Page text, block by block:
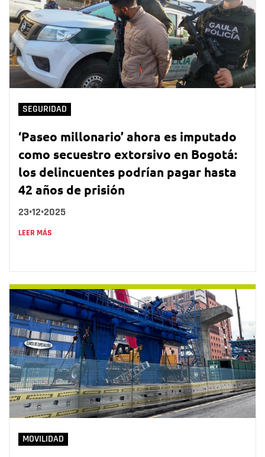
SEGURIDAD
‘Paseo millonario’ ahora es imputado
como secuestro extorsivo en Bogotá:
los delincuentes podrían pagar hasta
42 años de prisión
23•12•2025
LEER MÁS
MOVILIDAD